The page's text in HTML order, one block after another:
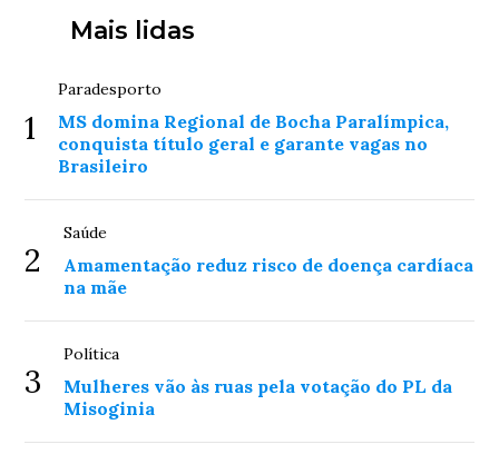
Mais lidas
1
Paradesporto
MS domina Regional de Bocha Paralímpica,
conquista título geral e garante vagas no
Brasileiro
2
Saúde
Amamentação reduz risco de doença cardíaca
na mãe
3
Política
Mulheres vão às ruas pela votação do PL da
Misoginia